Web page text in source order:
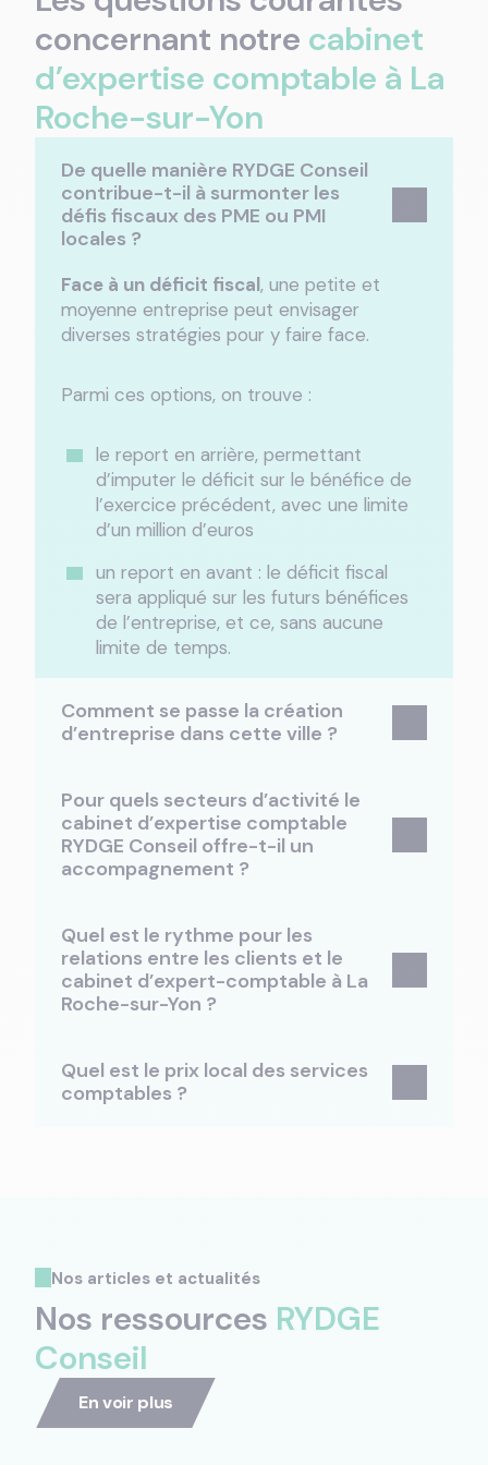
concernant notre cabinet
d’expertise comptable à La
Roche-sur-Yon
De quelle manière RYDGE Conseil
contribue-t-il à surmonter les
défis fiscaux des PME ou PMI
locales ?
Face à un déficit fiscal, une petite et
moyenne entreprise peut envisager
diverses stratégies pour y faire face.
Parmi ces options, on trouve :
le report en arrière, permettant
d’imputer le déficit sur le bénéfice de
l’exercice précédent, avec une limite
d’un million d’euros
un report en avant : le déficit fiscal
sera appliqué sur les futurs bénéfices
de l’entreprise, et ce, sans aucune
limite de temps.
Comment se passe la création
d’entreprise dans cette ville ?
Pour quels secteurs d’activité le
cabinet d’expertise comptable
RYDGE Conseil offre-t-il un
accompagnement ?
Quel est le rythme pour les
relations entre les clients et le
cabinet d’expert-comptable à La
Roche-sur-Yon ?
Quel est le prix local des services
comptables ?
Nos articles et actualités
Nos ressources RYDGE
Conseil
En voir plus